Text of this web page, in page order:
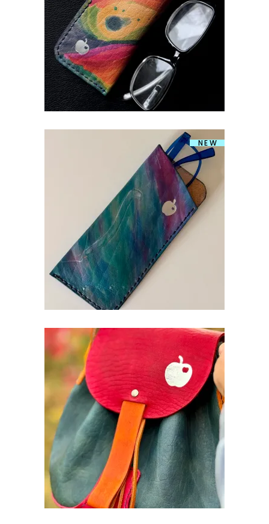
€29.90
NEW
PRILLITASKU KASS
€29.90
NAHAST NAISTE KÄEKOTT
€ 149.00